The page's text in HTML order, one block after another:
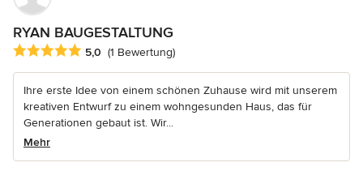
RYAN BAUGESTALTUNG
Durchschnittliche Bewertung: 5 von 5 Sternen
5,0 (1 Bewertung)
Ihre erste Idee von einem schönen Zuhause wird mit unserem
kreativen Entwurf zu einem wohngesunden Haus, das für
Generationen gebaut ist. Wir...
Mehr